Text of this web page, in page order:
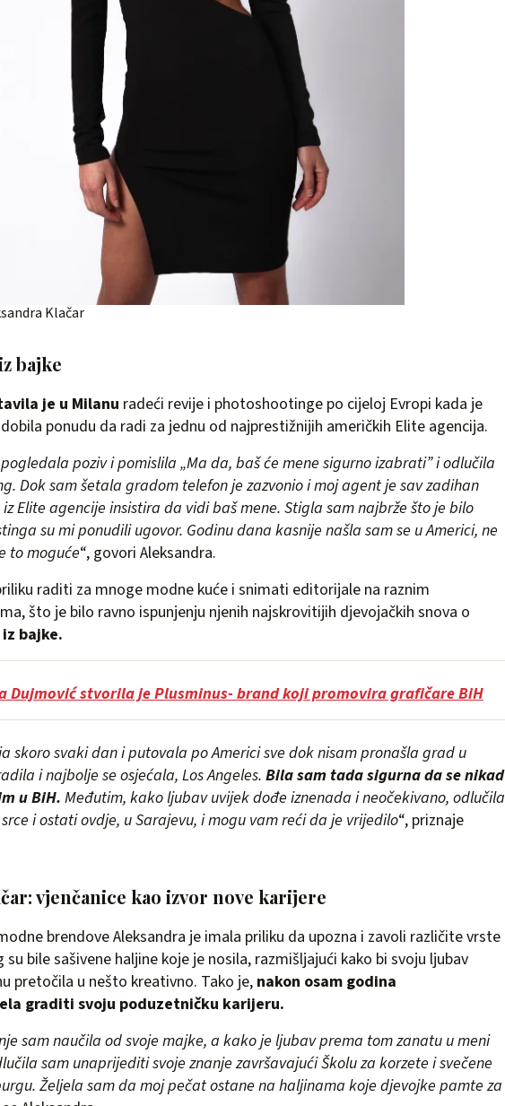
Klačar
bajke
je u Milanu radeći revije i photoshootinge po cijeloj Evropi kada je
ponudu da radi za jednu od najprestižnijih američkih Elite agencija.
poziv i pomislila „Ma da, baš će mene sigurno izabrati” i odlučila
Dok sam šetala gradom telefon je zazvonio i moj agent je sav zadihan
Elite agencije insistira da vidi baš mene. Stigla sam najbrže što je bilo
su mi ponudili ugovor. Godinu dana kasnije našla sam se u Americi, ne
to moguće“, govori Aleksandra.
raditi za mnoge modne kuće i snimati editorijale na raznim
što je bilo ravno ispunjenju njenih najskrovitijih djevojačkih snova o
bajke.
Dujmović stvorila je Plusminus- brand koji promovira grafičare BiH
skoro svaki dan i putovala po Americi sve dok nisam pronašla grad u
i najbolje se osjećala, Los Angeles.Bila sam tada sigurna da se nikad
u BiH. Međutim, kako ljubav uvijek dođe iznenada i neočekivano, odlučila
i ostati ovdje, u Sarajevu, i mogu vam reći da je vrijedilo“, priznaje
vjenčanice kao izvor nove karijere
brendove Aleksandra je imala priliku da upozna i zavoli različite vrste
bile sašivene haljine koje je nosila, razmišljajući kako bi svoju ljubav
pretočila u nešto kreativno. Tako je, nakon osam godina
graditi svoju poduzetničku karijeru.
sam naučila od svoje majke, a kako je ljubav prema tom zanatu u meni
sam unaprijediti svoje znanje završavajući Školu za korzete i svečene
Željela sam da moj pečat ostane na haljinama koje djevojke pamte za